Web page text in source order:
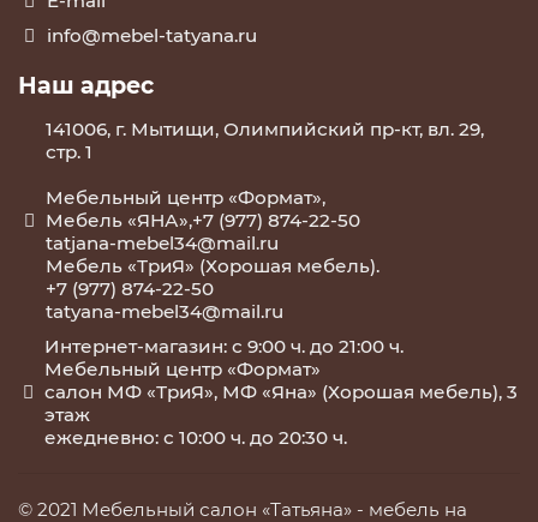
info@mebel-tatyana.ru
Наш адрес
141006, г. Мытищи, Олимпийский пр-кт, вл. 29,
стр. 1
Мебельный центр «Формат»,
Мебель «ЯНА»,+7 (977) 874-22-50
tatjana-mebel34@mail.ru
Мебель «ТриЯ» (Хорошая мебель).
+7 (977) 874-22-50
tatyana-mebel34@mail.ru
Интернет-магазин: с 9:00 ч. до 21:00 ч.
Мебельный центр «Формат»
салон МФ «ТриЯ», МФ «Яна» (Хорошая мебель), 3
этаж
ежедневно: с 10:00 ч. до 20:30 ч.
© 2021 Мебельный салон «Татьяна» - мебель на